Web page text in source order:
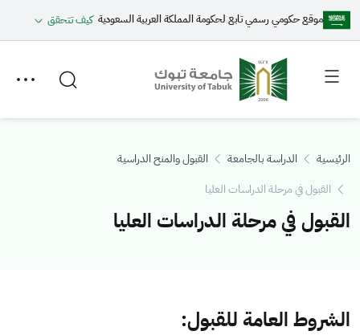
موقع حكومي رسمي تابع لحكومة المملكة العربية السعودية كيف تتحقق
Toggle
menu
Toggle
menu
الرئيسية الدراسة بالجامعة
القبول والمنح الدراسية
القبول في مرحلة الدراسات العليا
القبول في مرحلة الدراسات العليا
الشروط العامة للقبول: